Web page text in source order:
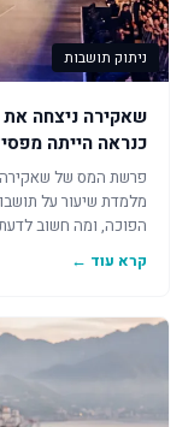
ניתוק תושבות
שאקירה ניצחה
כנראה הייתה
פרשת המס של שאקירה
מלמדת שיעור על
הפוכה, ומה חשוב לדעת
קרא עוד ←